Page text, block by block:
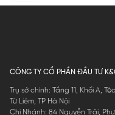
CÔNG TY CỔ PHẦN ĐẦU TƯ
Trụ sở chính: Tầng 11, Khối A,
Từ Liêm, TP Hà Nội
Chi Nhánh: 84 Nguyễn Trãi,